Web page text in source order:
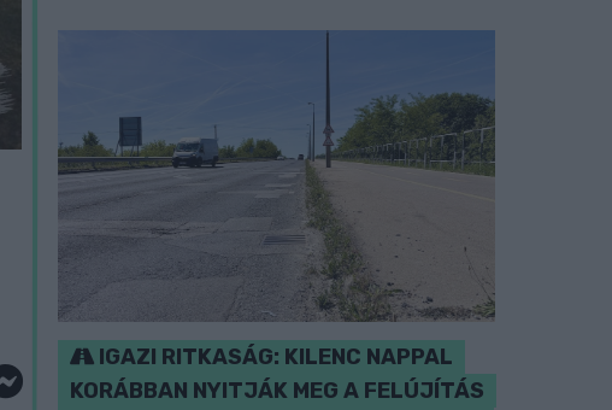
IGAZI RITKASÁG: KILENC NAPPAL
KORÁBBAN NYITJÁK MEG A FELÚJÍTÁS